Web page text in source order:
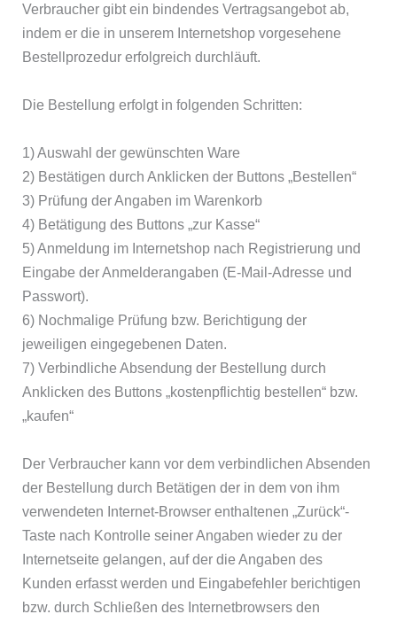
Verbraucher gibt ein bindendes Vertragsangebot ab,
indem er die in unserem Internetshop vorgesehene
Bestellprozedur erfolgreich durchläuft.
Die Bestellung erfolgt in folgenden Schritten:
1) Auswahl der gewünschten Ware
2) Bestätigen durch Anklicken der Buttons „Bestellen“
3) Prüfung der Angaben im Warenkorb
4) Betätigung des Buttons „zur Kasse“
5) Anmeldung im Internetshop nach Registrierung und
Eingabe der Anmelderangaben (E-Mail-Adresse und
Passwort).
6) Nochmalige Prüfung bzw. Berichtigung der
jeweiligen eingegebenen Daten.
7) Verbindliche Absendung der Bestellung durch
Anklicken des Buttons „kostenpflichtig bestellen“ bzw.
„kaufen“
Der Verbraucher kann vor dem verbindlichen Absenden
der Bestellung durch Betätigen der in dem von ihm
verwendeten Internet-Browser enthaltenen „Zurück“-
Taste nach Kontrolle seiner Angaben wieder zu der
Internetseite gelangen, auf der die Angaben des
Kunden erfasst werden und Eingabefehler berichtigen
bzw. durch Schließen des Internetbrowsers den